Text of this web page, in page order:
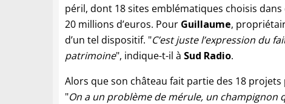
péril, dont 18 sites emblématiques choisis dans
20 millions d’euros. Pour Guillaume,
d’un tel dispositif. "C’est juste l’expression du
patrimoine", indique-t-il à Sud Radio.
Alors que son château fait partie des 18
"On a un problème de mérule, un champignon